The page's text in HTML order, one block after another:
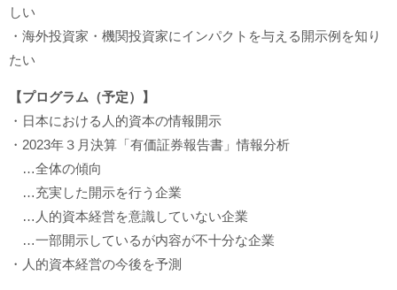
しい
・海外投資家・機関投資家にインパクトを与える開示例を知り
たい
【プログラム（予定）】
・日本における人的資本の情報開示
・2023年３月決算「有価証券報告書」情報分析
…全体の傾向
…充実した開示を行う企業
…人的資本経営を意識していない企業
…一部開示しているが内容が不十分な企業
・人的資本経営の今後を予測